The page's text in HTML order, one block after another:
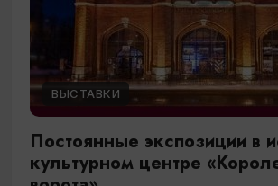
ВЫСТАВКИ
Постоянные экспозиции в
культурном центре